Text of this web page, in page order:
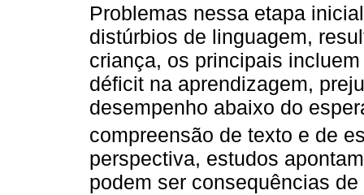
Problemas nessa etapa
distúrbios de linguagem,
criança, os principais
déficit na aprendizagem,
desempenho abaixo do
compreensão de texto e de
perspectiva, estudos
podem ser consequências